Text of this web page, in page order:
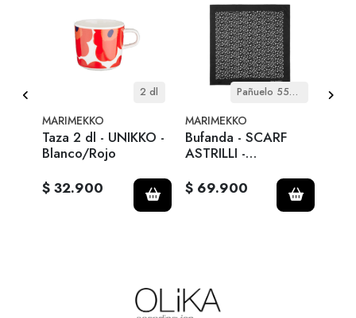
2 dl
MARIMEKKO
Taza 2 dl - UNIKKO -
Blanco/Rojo
$ 32.900
Pañuelo 55x55 cm
MARIMEKKO
Bufanda - SCARF
ASTRILLI -
$ 69.900